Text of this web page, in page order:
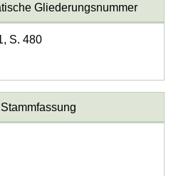
Gliederungsnummer
S. 480